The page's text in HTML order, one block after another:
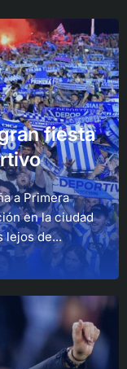
fiesta
a Primera
en la ciudad
lejos de...